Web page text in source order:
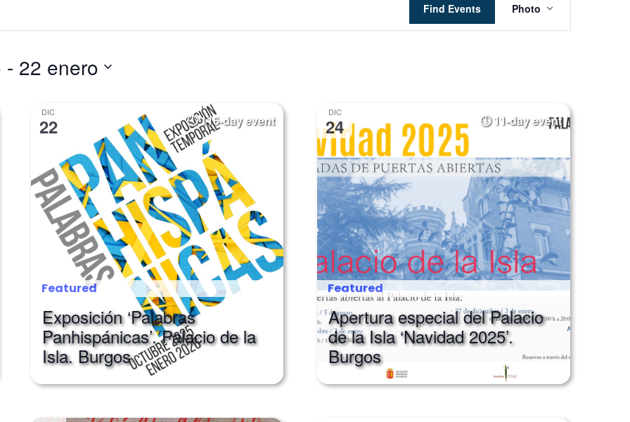
Find Events
Views
Navigation
Photo
- 22 enero
DIC
22 116-day event
Featured
Exposición ‘Palabras
Panhispánicas’. Palacio de la
Isla. Burgos
DIC
24 11-day event
Featured
Apertura especial del Palacio
de la Isla ‘Navidad 2025’.
Burgos